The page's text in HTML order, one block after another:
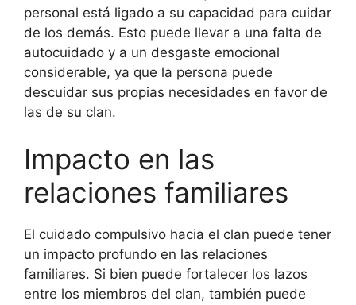
personal está ligado a su capacidad para cuidar
de los demás. Esto puede llevar a una falta de
autocuidado y a un desgaste emocional
considerable, ya que la persona puede
descuidar sus propias necesidades en favor de
las de su clan.
Impacto en las
relaciones familiares
El cuidado compulsivo hacia el clan puede tener
un impacto profundo en las relaciones
familiares. Si bien puede fortalecer los lazos
entre los miembros del clan, también puede